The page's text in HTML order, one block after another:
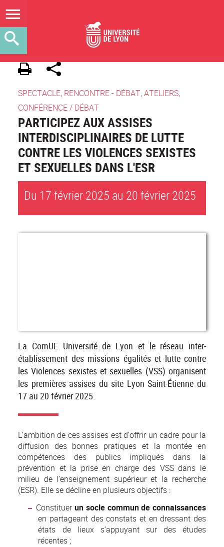
SPECTACLE, RENCONTRE - DÉBAT, ATELIERS,
CONFÉRENCE / DÉBAT
PARTICIPEZ AUX ASSISES
INTERDISCIPLINAIRES DE LUTTE
CONTRE LES VIOLENCES SEXISTES
ET SEXUELLES DANS L'ESR
Du 17 février 2025 au 20 février 2025
La ComUE Université de Lyon et le réseau inter-
établissement des missions égalités et lutte contre
les Violences sexistes et sexuelles (VSS) organisent
les premières assises du site Lyon Saint-Étienne du
17 au 20 février 2025.
L’ambition de ces assises est d’offrir un cadre pour la
diffusion des bonnes pratiques et la montée en
compétences des publics impliqués dans la
prévention et la prise en charge des VSS dans le
milieu de l’enseignement supérieur et la recherche
(ESR). Elle se décline en plusieurs objectifs :
Constituerun socle commun de connaissances
en partageant des constats et en dressant des
états de lieux s’appuyant sur des études
récentes ;